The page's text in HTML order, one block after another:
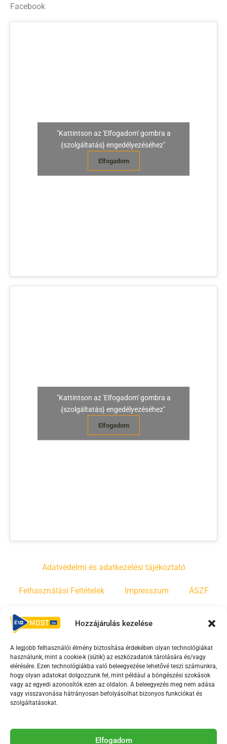
Hozzájárulás kezelése
A legjobb felhasználói élmény biztosítása érdekében olyan technológiákat
használunk, mint a cookie-k (sütik) az eszközadatok tárolására és/vagy
elérésére. Ezen technológiákba való beleegyezése lehetővé teszi számunkra,
hogy olyan adatokat dolgozzunk fel, mint például a böngészési szokások
vagy az egyedi azonosítók ezen az oldalon. A beleegyezés meg nem adása
vagy visszavonása hátrányosan befolyásolhat bizonyos funkciókat és
szolgáltatásokat.
Elfogadom
Facebook
"Kattintson az 'Elfogadom' gombra a
{szolgáltatás} engedélyezéséhez"
Elfogadom
"Kattintson az 'Elfogadom' gombra a
{szolgáltatás} engedélyezéséhez"
Elfogadom
Adatvédelmi és adatkezelési tájékoztató
Felhasználási Feltételek Impresszum ÁSZF
Irányelvek
F
a
c
e
b
o
Y
o
u
t
u
e
T
i
k
t
Az Érd Média médiaszolgáltatási tevékenységét a